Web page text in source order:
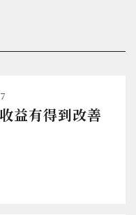
益有得到改善